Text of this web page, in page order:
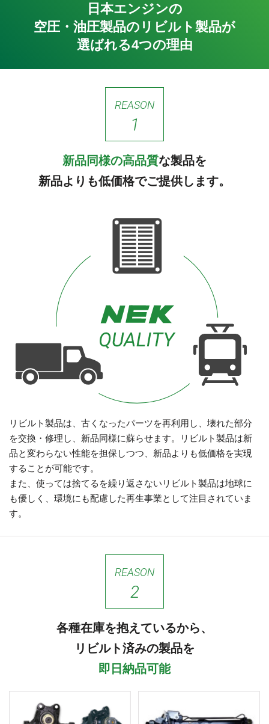
日本エンジンの
空圧・油圧製品のリビルト製品が
選ばれる4つの理由
REASON
1
新品同様の高品質な製品を
新品よりも低価格でご提供します。
リビルト製品は、古くなったパーツを再利用し、壊れた部分
を交換・修理し、新品同様に蘇らせます。リビルト製品は新
品と変わらない性能を担保しつつ、新品よりも低価格を実現
することが可能です。
また、使っては捨てるを繰り返さないリビルト製品は地球に
も優しく、環境にも配慮した再生事業として注目されていま
す。
REASON
2
各種在庫を抱えているから、
リビルト済みの製品を
即日納品可能